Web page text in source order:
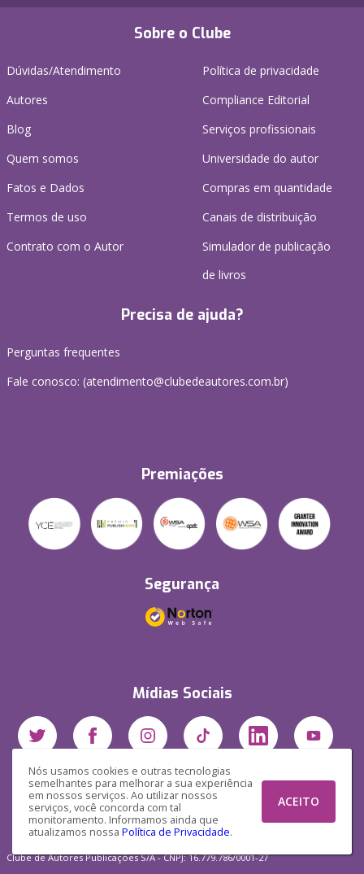
Nós usamos cookies e outras tecnologias
semelhantes para melhorar a sua experiência
em nossos serviços. Ao utilizar nossos
serviços, você concorda com tal
monitoramento. Informamos ainda que
atualizamos nossa Política de Privacidade.
ACEITO
Sobre o Clube
Dúvidas/Atendimento
Autores
Blog
Quem somos
Fatos e Dados
Termos de uso
Contrato com o Autor
Política de privacidade
Compliance Editorial
Serviços profissionais
Universidade do autor
Compras em quantidade
Canais de distribuição
Simulador de publicação
de livros
Precisa de ajuda?
Perguntas frequentes
Fale conosco: (atendimento@clubedeautores.com.br)
Premiações
Segurança
Mídias Sociais
Clube de Autores Publicações S/A - CNPJ: 16.779.786/0001-27